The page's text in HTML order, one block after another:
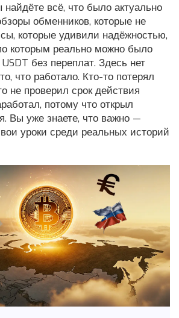
всё, что было актуально
обменников, которые не
которые удивили надёжностью,
которым реально можно было
без переплат. Здесь нет
что работало. Кто-то потерял
не проверил срок действия
потому что открыл
Вы уже знаете, что важно —
уроки среди реальных историй